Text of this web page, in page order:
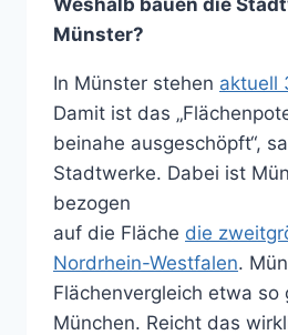
Weshalb bauen die
Münster?
In Münster stehen aktuell
Damit ist das
beinahe ausgeschöpft“,
Stadtwerke. Dabei ist
bezogen
auf die Fläche die
Nordrhein-Westfalen.
Flächenvergleich etwa so
München. Reicht das